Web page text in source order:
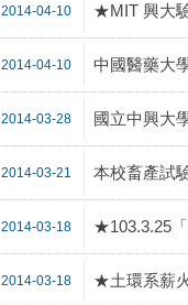
2014-04-10 ★MIT 興大
2014-04-10 中國醫藥大
2014-03-28 國立中興大
2014-03-21 本校畜產試
2014-03-18 ★103.3.25
2014-03-18 ★土環系薪